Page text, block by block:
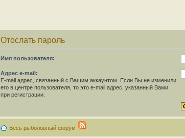
Отослать пароль
Имя пользователя:
Адрес e-mail:
E-mail адрес, связанный с Вашим аккаунтом. Если Вы не изменили
его в центре пользователя, то это e-mail адрес, указанный Вами
при регистрации.
Весь рыболовный форум